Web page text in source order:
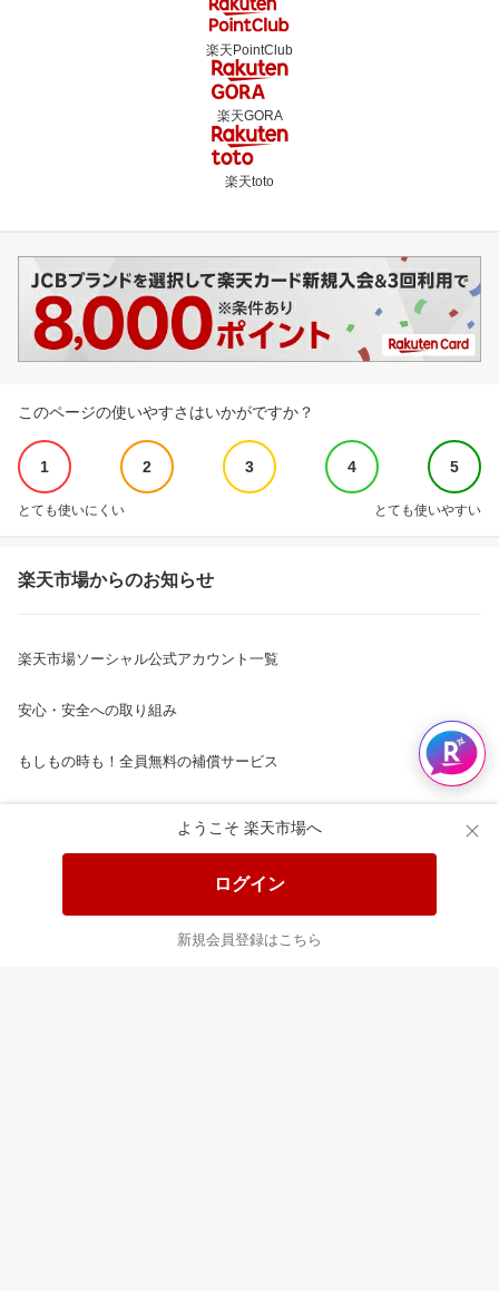
ようこそ 楽天市場へ
ログイン
新規会員登録はこちら
楽天PointClub
楽天GORA
楽天toto
このページの使いやすさはいかがですか？
1 2 3 4 5
とても使いにくい とても使いやすい
楽天市場からのお知らせ
楽天市場ソーシャル公式アカウント一覧
安心・安全への取り組み
もしもの時も！全員無料の補償サービス
楽天ショッピングサービスご利用規約